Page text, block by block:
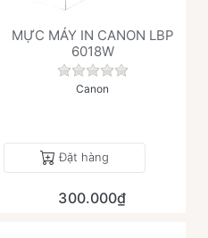
nào cho sản phẩm này.
MỰC MÁY IN CANON LBP
6018W
Chưa có đánh giá
Canon
Đặt hàng
300.000₫